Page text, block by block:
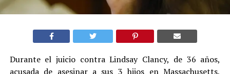
Durante el juicio contra Lindsay Clancy, de 36 años,
acusada de asesinar a sus 3 hijos en Massachusetts,